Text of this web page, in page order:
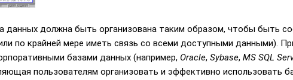
данных должна быть организована таким образом, чтобы быть
по крайней мере иметь связь со всеми доступными данными).
базами данных (например, Oracle, Sybase, MS SQL
пользователям организовать и эффективно использовать